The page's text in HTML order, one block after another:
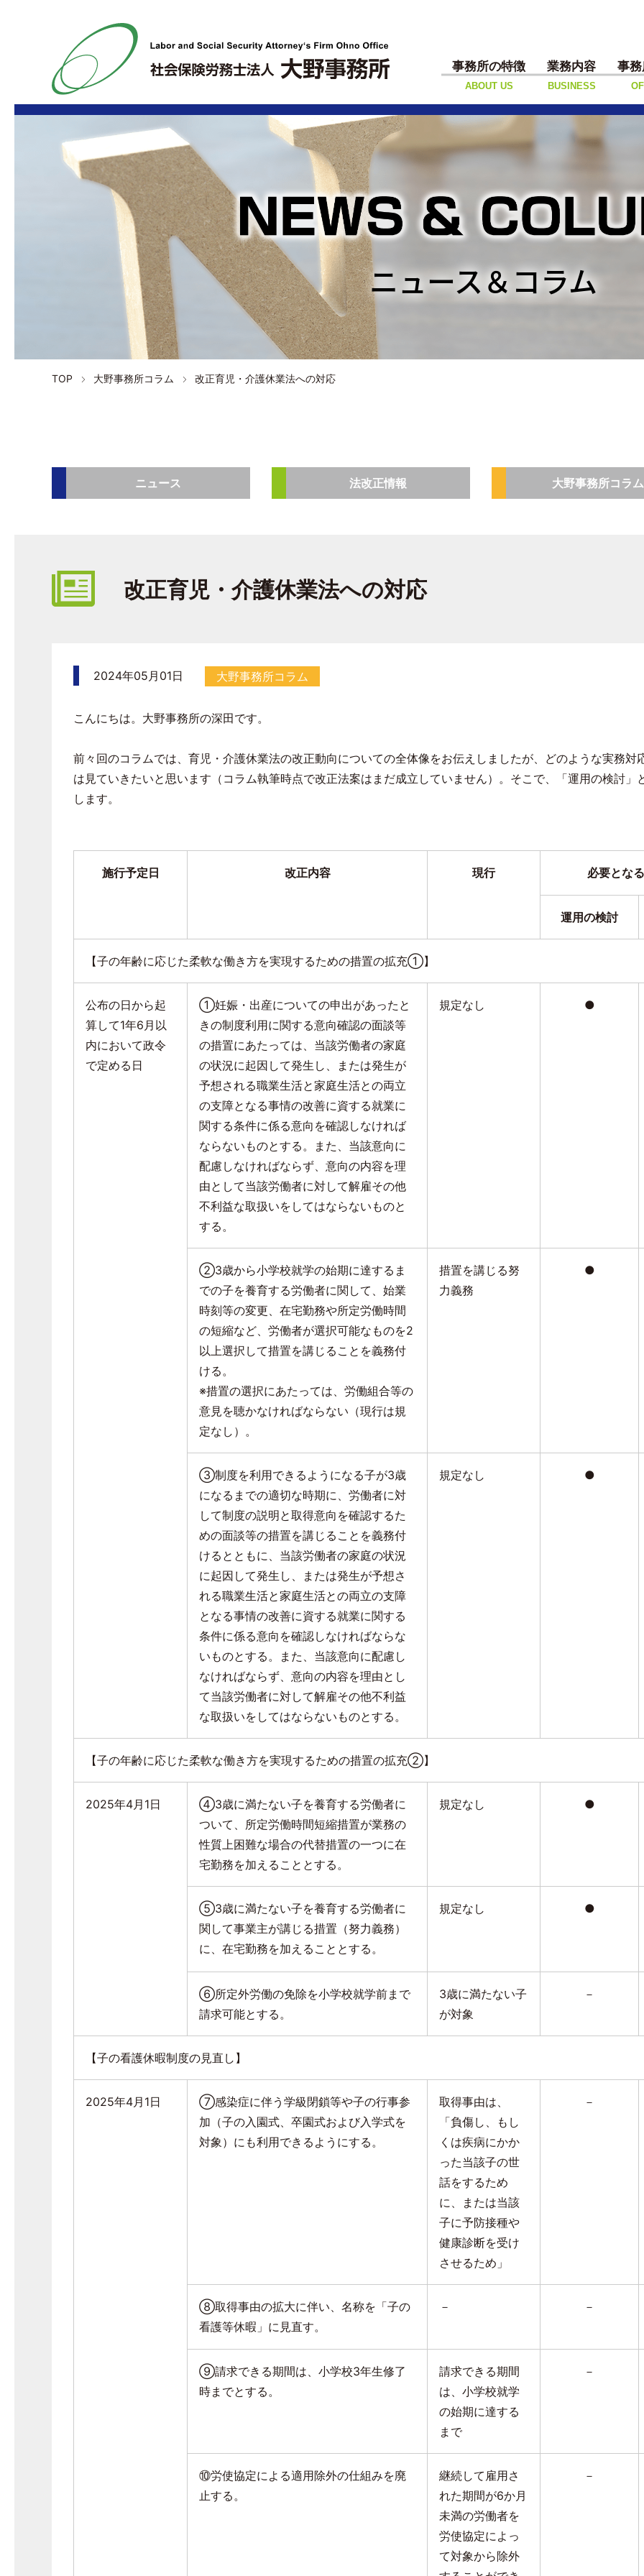
事務所の特徴
ABOUT US
業務内容
BUSINESS
事
ニュース＆コラム
TOP 大野事務所コラム 改正育児・介護休業法への対応
ニュース 法改正情報 大野事務所コラム
改正育児・介護休業法への対応
2024年05月01日 大野事務所コラム
こんにちは。大野事務所の深田です。
前々回のコラムでは、育児・介護休業法の改正動向についての全体像をお伝えしましたが、どのような実務
は見ていきたいと思います（コラム執筆時点で改正法案はまだ成立していません）。そこで、「運用の検討
します。
施行予定日 改正内容 現行 必要とな
運用の検討
【子の年齢に応じた柔軟な働き方を実現するための措置の拡充①】
公布の日から起
算して1年6 月以
内において政令
で定める日
①妊娠・出産についての申出があったと
きの制度利用に関する意向確認の面談等
の措置にあたっては、当該労働者の家庭
の状況に起因して発生し、または発生が
予想される職業生活と家庭生活との両立
の支障となる事情の改善に資する就業に
関する条件に係る意向を確認しなければ
ならないものとする。また、当該意向に
配慮しなければならず、意向の内容を理
由として当該労働者に対して解雇その他
不利益な取扱いをしてはならないものと
する。
規定なし ●
②3歳から小学校就学の始期に達するま
での子を養育する労働者に関して、始業
時刻等の変更、在宅勤務や所定労働時間
の短縮など、労働者が選択可能なものを2
以上選択して措置を講じることを義務付
ける。
※措置の選択にあたっては、労働組合等の
意見を聴かなければならない（現行は規
定なし）。
措置を講じる努
力義務
●
③制度を利用できるようになる子が3歳
になるまでの適切な時期に、労働者に対
して制度の説明と取得意向を確認するた
めの面談等の措置を講じることを義務付
けるとともに、当該労働者の家庭の状況
に起因して発生し、または発生が予想さ
れる職業生活と家庭生活との両立の支障
となる事情の改善に資する就業に関する
条件に係る意向を確認しなければならな
いものとする。また、当該意向に配慮し
なければならず、意向の内容を理由とし
て当該労働者に対して解雇その他不利益
な取扱いをしてはならないものとする。
規定なし ●
【子の年齢に応じた柔軟な働き方を実現するための措置の拡充②】
2025年4月 1日 ④3歳に満たない子を養育する労働者に
ついて、所定労働時間短縮措置が業務の
性質上困難な場合の代替措置の一つに在
宅勤務を加えることとする。
規定なし ●
⑤3歳に満たない子を養育する労働者に
関して事業主が講じる措置（努力義務）
に、在宅勤務を加えることとする。
規定なし ●
⑥所定外労働の免除を小学校就学前まで
請求可能とする。
3歳に満たない子
が対象
－
【子の看護休暇制度の見直し】
2025年4月 1日
⑦感染症に伴う学級閉鎖等や子の行事参
加（子の入園式、卒園式および入学式を
対象）にも利用できるようにする。
取得事由は、
「負傷し、もし
くは疾病にかか
った当該子の世
話をするため
に、または当該
子に予防接種や
健康診断を受け
させるため」
－
⑧取得事由の拡大に伴い、名称を「子の
看護等休暇」に見直す。
－ －
⑨請求できる期間は、小学校3年生修了
時までとする。
請求できる期間
は、小学校就学
の始期に達する
まで
－
⑩労使協定による適用除外の仕組みを廃
止する。
継続して雇用さ
れた期間が6か月
未満の労働者を
労使協定によっ
て対象から除外
－